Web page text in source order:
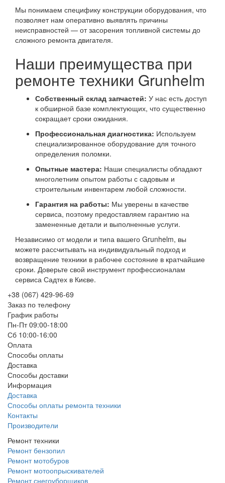
Мы понимаем специфику конструкции оборудования, что
позволяет нам оперативно выявлять причины
неисправностей — от засорения топливной системы до
сложного ремонта двигателя.
Наши преимущества при
ремонте техники Grunhelm
Собственный склад запчастей: У нас есть доступ
к обширной базе комплектующих, что существенно
сокращает сроки ожидания.
Профессиональная диагностика: Используем
специализированное оборудование для точного
определения поломки.
Опытные мастера: Наши специалисты обладают
многолетним опытом работы с садовым и
строительным инвентарем любой сложности.
Гарантия на работы: Мы уверены в качестве
сервиса, поэтому предоставляем гарантию на
замененные детали и выполненные услуги.
Независимо от модели и типа вашего Grunhelm, вы
можете рассчитывать на индивидуальный подход и
возвращение техники в рабочее состояние в кратчайшие
сроки. Доверьте свой инструмент профессионалам
сервиса Садтех в Києве.
+38 (067) 429-96-69
Заказ по телефону
График работы
Пн-Пт 09:00-18:00
Сб 10:00-16:00
Оплата
Способы оплаты
Доставка
Способы доставки
Информация
Доставка
Способы оплаты ремонта техники
Контакты
Производители
Ремонт техники
Ремонт бензопил
Ремонт мотобуров
Ремонт мотоопрыскивателей
Ремонт снегоуборщиков